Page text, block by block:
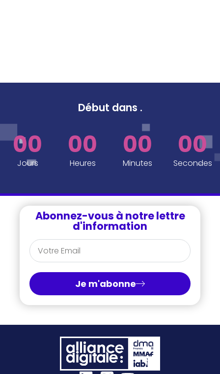
Début dans .
00
Jours
00
Heures
00
Minutes
00
Secondes
Abonnez-vous à notre lettre
d'information
Je m'abonne